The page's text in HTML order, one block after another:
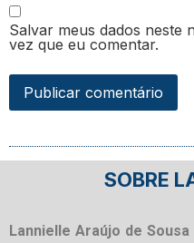
Salvar meus dados neste
vez que eu comentar.
SOBRE
Lannielle Araújo de Sousa